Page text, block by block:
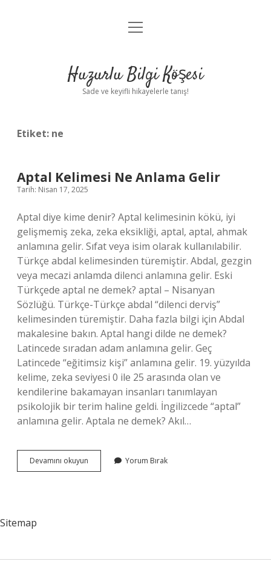
Anasayfa
Yasal Uyarı
menüyü
Huzurlu Bilgi Köşesi
Sade ve keyifli hikayelerle tanış!
Etiket: ne
Aptal Kelimesi Ne Anlama Gelir
Tarih: Nisan 17, 2025
Aptal diye kime denir? Aptal kelimesinin kökü, iyi
gelişmemiş zeka, zeka eksikliği, aptal, aptal, ahmak
anlamına gelir. Sıfat veya isim olarak kullanılabilir.
Türkçe abdal kelimesinden türemiştir. Abdal, gezgin
veya mecazi anlamda dilenci anlamına gelir. Eski
Türkçede aptal ne demek? aptal – Nisanyan
Sözlüğü. Türkçe-Türkçe abdal “dilenci derviş”
kelimesinden türemiştir. Daha fazla bilgi için Abdal
makalesine bakın. Aptal hangi dilde ne demek?
Latincede sıradan adam anlamına gelir. Geç
Latincede “eğitimsiz kişi” anlamına gelir. 19. yüzyılda
kelime, zeka seviyesi 0 ile 25 arasında olan ve
kendilerine bakamayan insanları tanımlayan
psikolojik bir terim haline geldi. İngilizcede “aptal”
anlamına gelir. Aptala ne demek? Akıl…
Devamını okuyun
Kelimesi
Yorum Bırak
Sitemap